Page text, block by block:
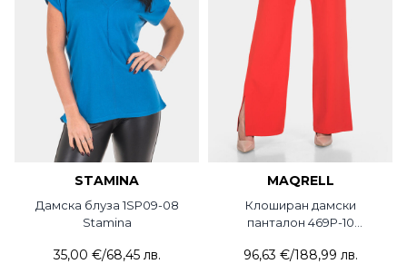
STAMINA
Дамска блуза 1SP09-08
Stamina
35,00 €/68,45 лв.
MAQRELL
Клоширан дамски
панталон 469P-10
96,63 €/188,99 лв.